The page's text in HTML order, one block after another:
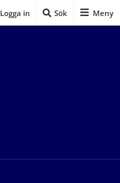
Logga in Sök Meny